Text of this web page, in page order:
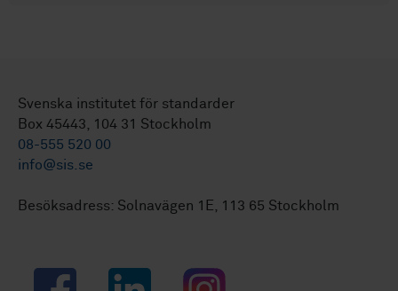
Svenska institutet för standarder
Box 45443, 104 31 Stockholm
08-555 520 00
info@sis.se
Besöksadress: Solnavägen 1E, 113 65 Stockholm
Facebook LinkedIn Instagram